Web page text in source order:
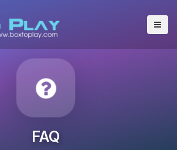
FAQ